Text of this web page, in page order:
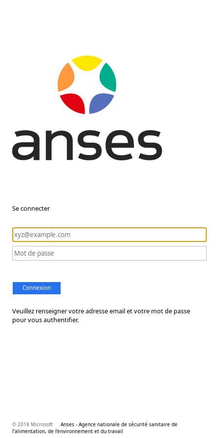
Se connecter
Connexion
Veuillez renseigner votre adresse email et votre mot de passe
pour vous authentifier.
© 2018 Microsoft
Anses - Agence nationale de sécurité sanitaire de
l’alimentation, de l’environnement et du travail